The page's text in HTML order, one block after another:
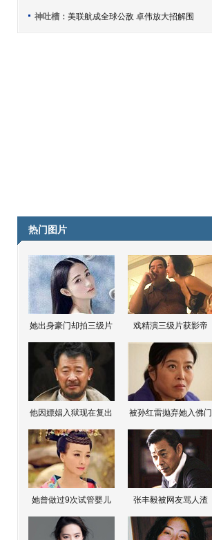
神吐槽： 美联航成全球公敌 卓伟放大招解围
热门图片
她出身豪门却拍三级片 戏精演三级片获影帝
他因嫖娼入狱现在复出 被孙红雷抛弃她入佛门
她曾做过9次试管婴儿 张丰毅被网友骂人渣